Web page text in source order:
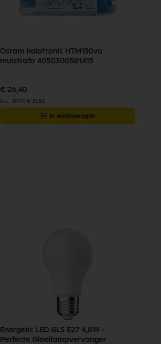
Osram halotronic HTM150va
muistrafo 4050300581415
€ 26,40
€ 21,82
In winkelwagen
Energetic LED GLS E27 4,8W -
Perfecte Gloeilampvervanger